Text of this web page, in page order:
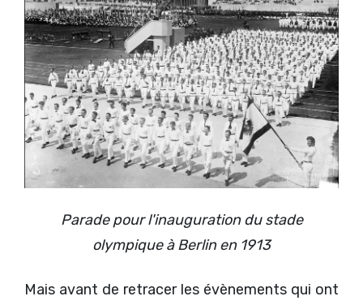
Parade pour l'inauguration du stade
olympique à Berlin en 1913
Mais avant de retracer les évènements qui ont